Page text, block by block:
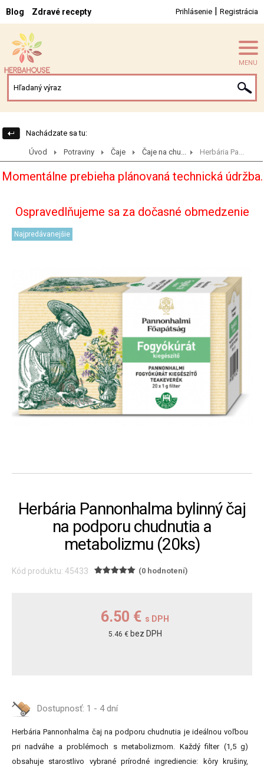
Blog Zdravé recepty Prihlásenie | Registrácia
MENU
Nachádzate sa tu:
Úvod Potraviny Čaje Čaje na chu... Herbária Pa...
Momentálne prebieha plánovaná technická údržba.
Ospravedlňujeme sa za dočasné obmedzenie
Najpredávanejšie
Herbária Pannonhalma bylinný čaj
na podporu chudnutia a
metabolizmu (20ks)
Kód produktu: 45433 (0 hodnotení)
6.50 € s DPH
5.46 € bez DPH
Dostupnosť: 1 - 4 dní
Herbária Pannonhalma čaj na podporu chudnutia je ideálnou voľbou
pri nadváhe a problémoch s metabolizmom. Každý filter (1,5 g)
obsahuje starostlivo vybrané prírodné ingrediencie: kôry krušiny,